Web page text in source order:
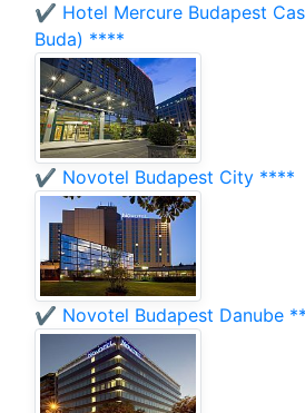
✔️ Hotel Mercure Budapest
Buda) ****
✔️ Novotel Budapest City ****
✔️ Novotel Budapest Danube